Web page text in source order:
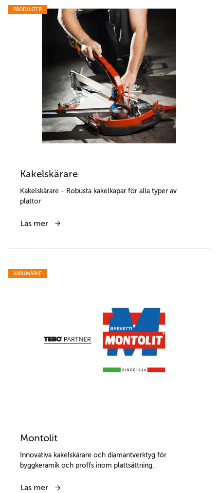
PRODUKTER
Kakelskärare
Kakelskärare - Robusta kakelkapar för alla typer av
plattor
Läs mer
VARUMÄRKE
Montolit
Innovativa kakelskärare och diamantverktyg för
byggkeramik och proffs inom plattsättning.
Läs mer